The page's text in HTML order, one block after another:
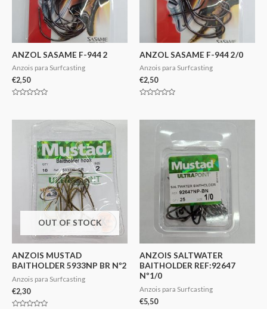
ANZOL SASAME F-944 2
Anzois para Surfcasting
€2,50
5
ANZOL SASAME F-944 2/0
Anzois para Surfcasting
€2,50
5
OUT OF STOCK
ANZOIS MUSTAD
BAITHOLDER 5933NP BR Nº2
Anzois para Surfcasting
€2,30
ANZOIS SALTWATER
BAITHOLDER REF:92647
Nº1/0
Anzois para Surfcasting
€5,50